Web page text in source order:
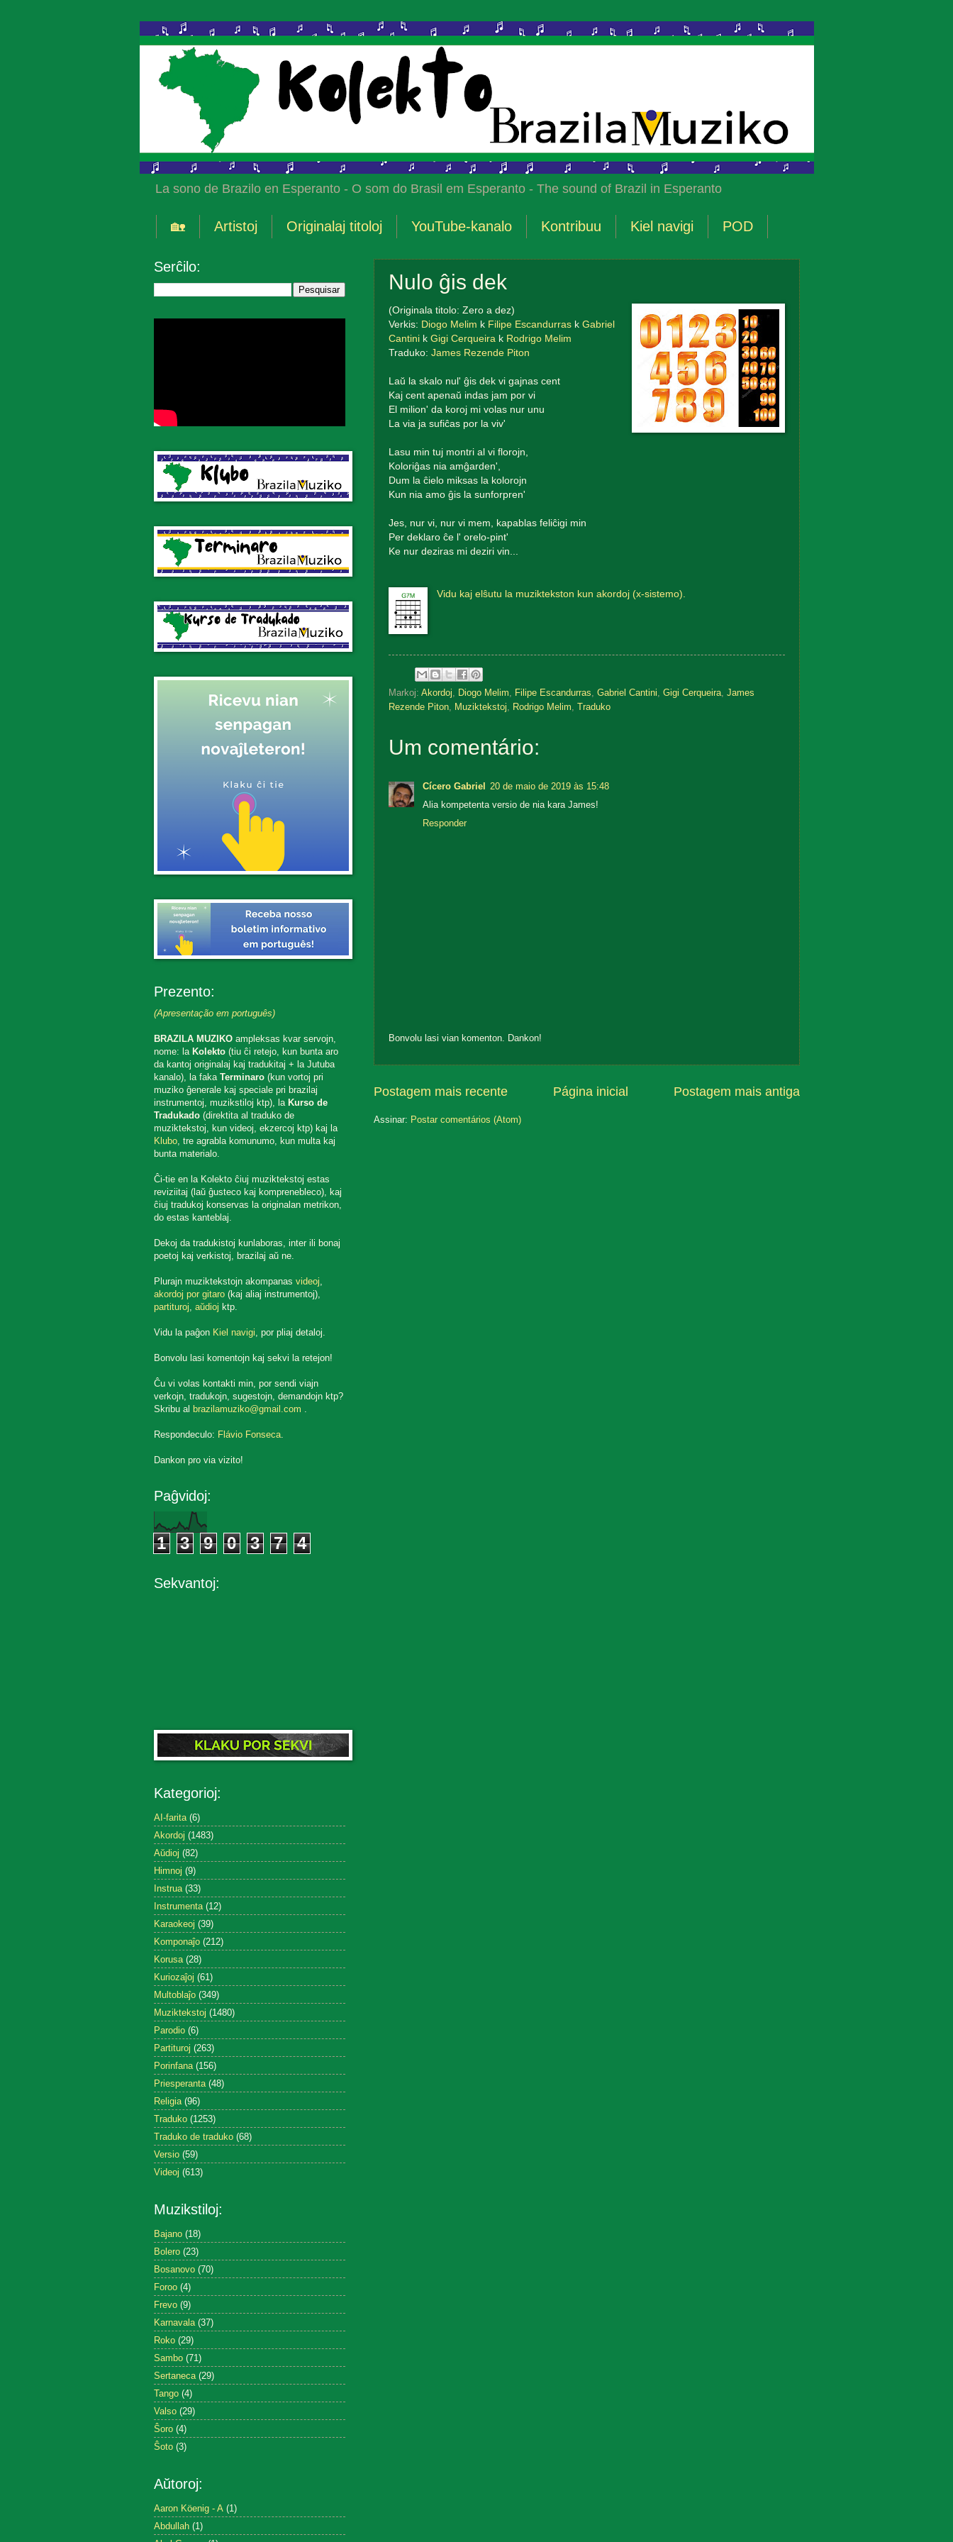
La sono de Brazilo en Esperanto - O som do Brasil em Esperanto - The sound of Brazil in Esperanto
🏡 Artistoj Originalaj titoloj YouTube-kanalo Kontribuu Kiel navigi POD
Nulo ĝis dek
(Originala titolo: Zero a dez)
Verkis: Diogo Melim k Filipe Escandurrask Gabriel
Cantinik Gigi Cerqueira k Rodrigo Melim
Traduko: James Rezende Piton
Laŭ la skalo nul' ĝis dek vi gajnas cent
Kaj cent apenaŭ indas jam por vi
El milion' da koroj mi volas nur unu
La via ja sufiĉas por la viv'
Lasu min tuj montri al vi florojn,
Koloriĝas nia amĝarden',
Dum la ĉielo miksas la kolorojn
Kun nia amo ĝis la sunforpren'
Jes, nur vi, nur vi mem, kapablas feliĉigi min
Per deklaro ĉe l' orelo-pint'
Ke nur deziras mi deziri vin...
Vidu kaj elŝutu la muziktekston kun akordoj (x-sistemo).
Markoj: Akordoj Diogo Melim Filipe Escandurras Gabriel Cantini Gigi Cerqueira, James
Rezende Piton, Muziktekstoj Rodrigo Melim Traduko
Um comentário:
Cícero Gabriel 20 de maio de 2019 às 15:48
Alia kompetenta versio de nia kara James!
Responder
Bonvolu lasi vian komenton. Dankon!
Postagem mais recente Postagem mais antiga
Página inicial
Assinar: Postar comentários (Atom)
Serĉilo:
Prezento:
(Apresentação em português)
BRAZILA MUZIKOampleksas kvar servojn,
nome: la Kolekto(tiu ĉi retejo, kun bunta aro
da kantoj originalaj kaj tradukitaj + la Jutuba
kanalo), la faka Terminaro(kun vortoj pri
muziko ĝenerale kaj speciale pri brazilaj
instrumentoj, muzikstiloj ktp), la Kurso de
Tradukado(direktita al traduko de
muziktekstoj, kun videoj, ekzercoj ktp) kaj la
Klubo, tre agrabla komunumo, kun multa kaj
bunta materialo.
Ĉi-tie en la Kolekto ĉiuj muziktekstoj estas
reviziitaj (laŭ ĝusteco kaj komprenebleco), kaj
ĉiuj tradukoj konservas la originalan metrikon,
do estas kanteblaj.
Dekoj da tradukistoj kunlaboras, inter ili bonaj
poetoj kaj verkistoj, brazilaj aŭ ne.
Plurajn muziktekstojn akompanas videoj,
akordoj por gitaro(kaj aliaj instrumentoj),
partituroj, aŭdioj ktp.
Vidu la paĝon Kiel navigi, por pliaj detaloj.
Bonvolu lasi komentojn kaj sekvi la retejon!
Ĉu vi volas kontakti min, por sendi viajn
verkojn, tradukojn, sugestojn, demandojn ktp?
Skribu al brazilamuziko@gmail.com .
Respondeculo: Flávio Fonseca.
Dankon pro via vizito!
Paĝvidoj:
1 3 9 0 3 7 4
Sekvantoj:
Kategorioj:
AI-farita (6)
Akordoj (1483)
Aŭdioj (82)
Himnoj (9)
Instrua (33)
Instrumenta (12)
Karaokeoj (39)
Komponaĵo (212)
Korusa (28)
Kuriozaĵoj (61)
Multoblaĵo (349)
Muziktekstoj (1480)
Parodio (6)
Partituroj (263)
Porinfana (156)
Priesperanta (48)
Religia (96)
Traduko (1253)
Traduko de traduko (68)
Versio (59)
Videoj (613)
Muzikstiloj:
Bajano (18)
Bolero (23)
Bosanovo (70)
Foroo (4)
Frevo (9)
Karnavala (37)
Roko (29)
Sambo (71)
Sertaneca (29)
Tango (4)
Valso (29)
Ŝoro (4)
Ŝoto (3)
Aŭtoroj:
Aaron Köenig - A (1)
Abdullah (1)